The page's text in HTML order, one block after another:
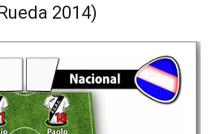
2014)